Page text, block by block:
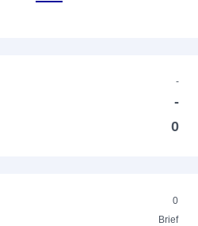
-
-
0
0
Brief